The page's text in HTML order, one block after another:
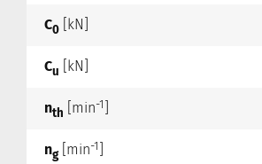
C0 [kN]
Cu [kN]
nth [min-1
ng[min-1